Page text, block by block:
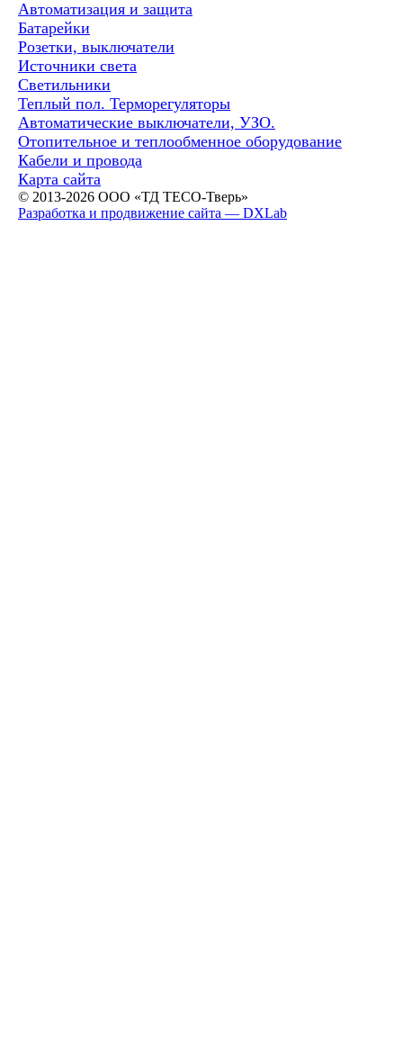
Автоматизация и защита
Батарейки
Розетки, выключатели
Источники света
Светильники
Теплый пол. Терморегуляторы
Автоматические выключатели, УЗО.
Отопительное и теплообменное оборудование
Кабели и провода
Карта сайта
© 2013-2026 ООО «ТД ТЕСО-Тверь»
Разработка и продвижение сайта — DXLab